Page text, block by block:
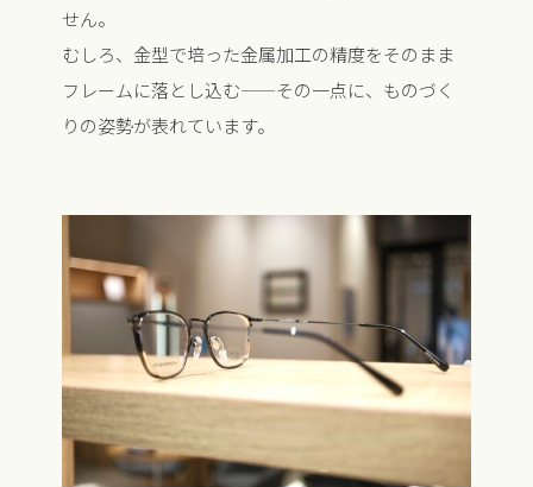
せん。
むしろ、金型で培った金属加工の精度をそのまま
フレームに落とし込む——その一点に、ものづく
りの姿勢が表れています。